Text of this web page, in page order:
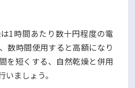
1時間あたり数十円程度の電
数時間使用すると高額になり
を短くする、自然乾燥と併用
ましょう。